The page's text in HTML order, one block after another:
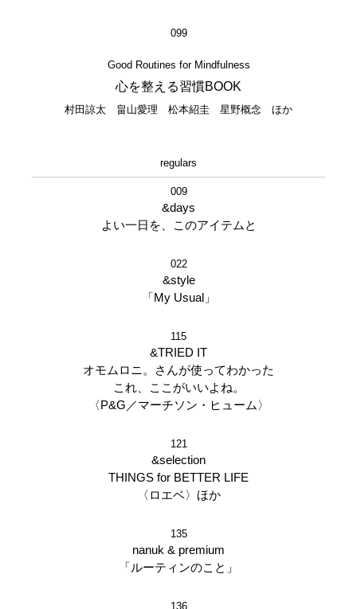
099
Good Routines for Mindfulness
心を整える習慣BOOK
村田諒太 畠山愛理 松本紹圭 星野概念 ほか
regulars
009
&days
よい一日を、このアイテムと
022
&style
「My Usual」
115
&TRIED IT
オモムロニ。さんが使ってわかった
これ、ここがいいよね。
〈P&G／マーチソン・ヒューム〉
121
&selection
THINGS for BETTER LIFE
〈ロエベ〉ほか
135
nanuk & premium
「ルーティンのこと」
136